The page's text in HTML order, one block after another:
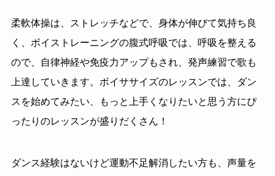
柔軟体操は、ストレッチなどで、身体が伸びて気持ち良
く、ボイストレーニングの腹式呼吸では、呼吸を整える
ので、自律神経や免疫力アップもされ、発声練習で歌も
上達していきます。ボイササイズのレッスンでは、ダン
スを始めてみたい、もっと上手くなりたいと思う方にぴ
ったりのレッスンが盛りだくさん！
ダンス経験はないけど運動不足解消したい方も、声量を